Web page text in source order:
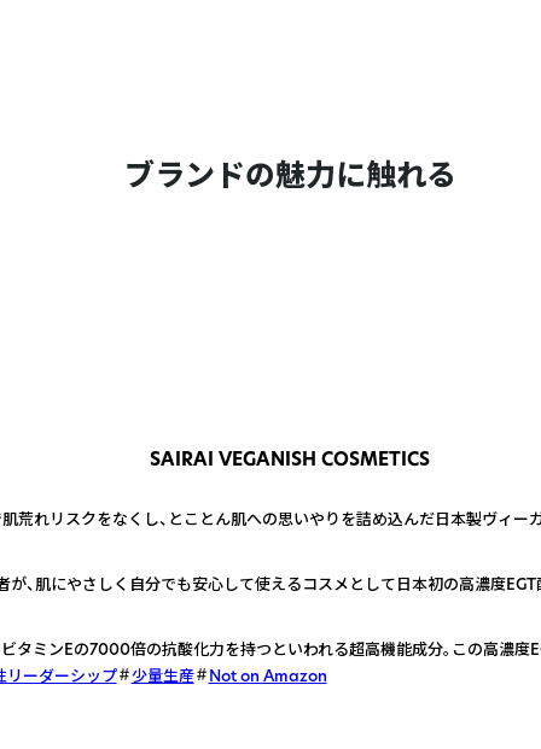
ブランドの魅力に触れる
SAIRAI VEGANISH COSMETICS
荒れリスクをなくし、とことん肌への思いやりを詰め込んだ日本製ヴィー
、肌にやさしく自分でも安心して使えるコスメとして日本初の高濃度
タミンEの7000倍の抗酸化力を持つといわれる超高機能成分。この高濃度
リーダーシップ
少量生産 Not on Amazon